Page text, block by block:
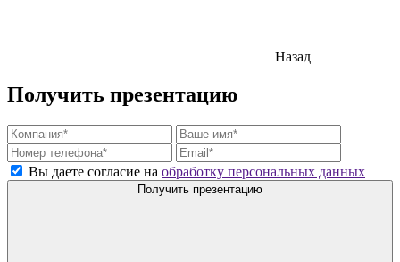
Назад
Получить презентацию
Вы даете согласие на обработку персональных данных
Получить презентацию